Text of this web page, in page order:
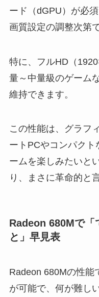
ード（dGPU）が必
画質設定の調整次第
特に、フルHD（
量～中量級のゲーム
維持できます。
この性能は、グラフ
ートPCやコンパク
ームを楽しみたいと
り、まさに革命的と
Radeon 680Mで「
と」早見表
Radeon 680Mの性能
が可能で、何が難し